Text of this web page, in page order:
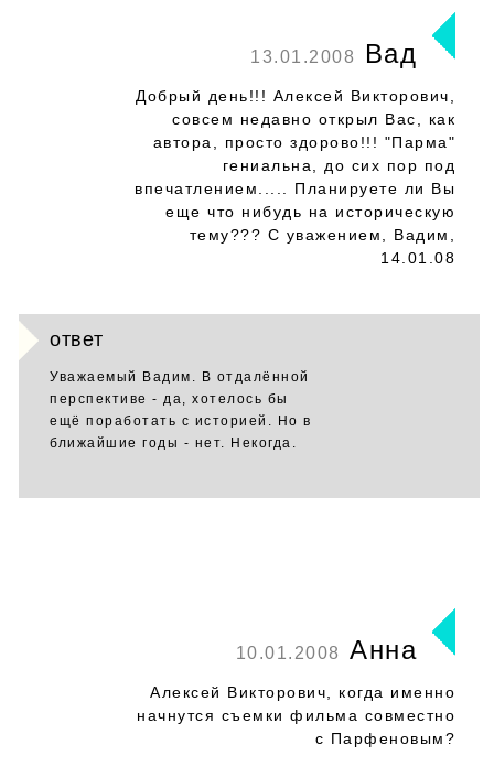
13.01.2008 Вад
Добрый день!!! Алексей Викторович,
совсем недавно открыл Вас, как
автора, просто здорово!!! "Парма"
гениальна, до сих пор под
впечатлением..... Планируете ли Вы
еще что нибудь на историческую
тему??? С уважением, Вадим,
14.01.08
ответ
Уважаемый Вадим. В отдалённой
перспективе - да, хотелось бы
ещё поработать с историей. Но в
ближайшие годы - нет. Некогда.
10.01.2008 Анна
Алексей Викторович, когда именно
начнутся съемки фильма совместно
с Парфеновым?